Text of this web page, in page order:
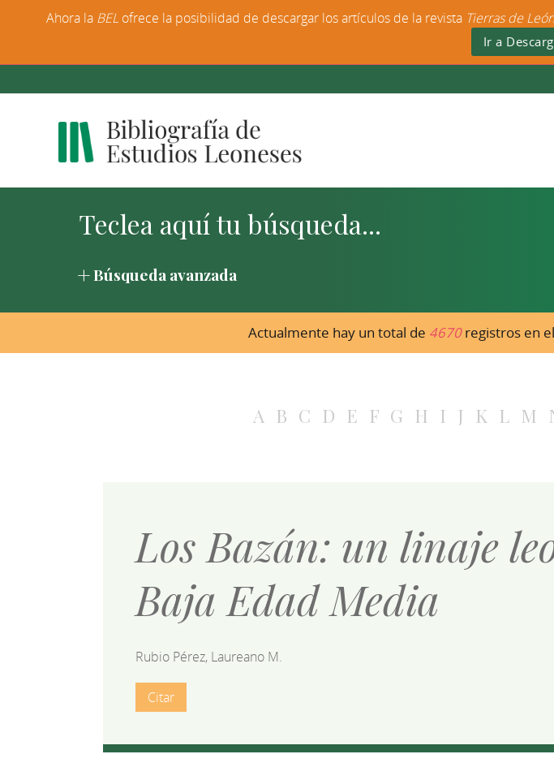
Búsqueda avanzada
Actualmente hay un total de 4670registros en
A B C D E F G H I J K L M
Los Bazán: un linaje
Baja Edad Media
Rubio Pérez, Laureano M.
Citar
Ahora la BEL ofrece la posibilidad de descargar los artículos de la revista Tierras de León
Ir a